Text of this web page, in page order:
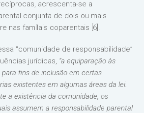
acrescenta-se a
conjunta de dois ou mais
nas famílais coparentais [6].
“comunidade de responsabilidade”
jurídicas, “a equiparação às
fins de inclusão em certas
existentes em algumas áreas da lei.
a existência da comunidade, os
assumem a responsabilidade parental